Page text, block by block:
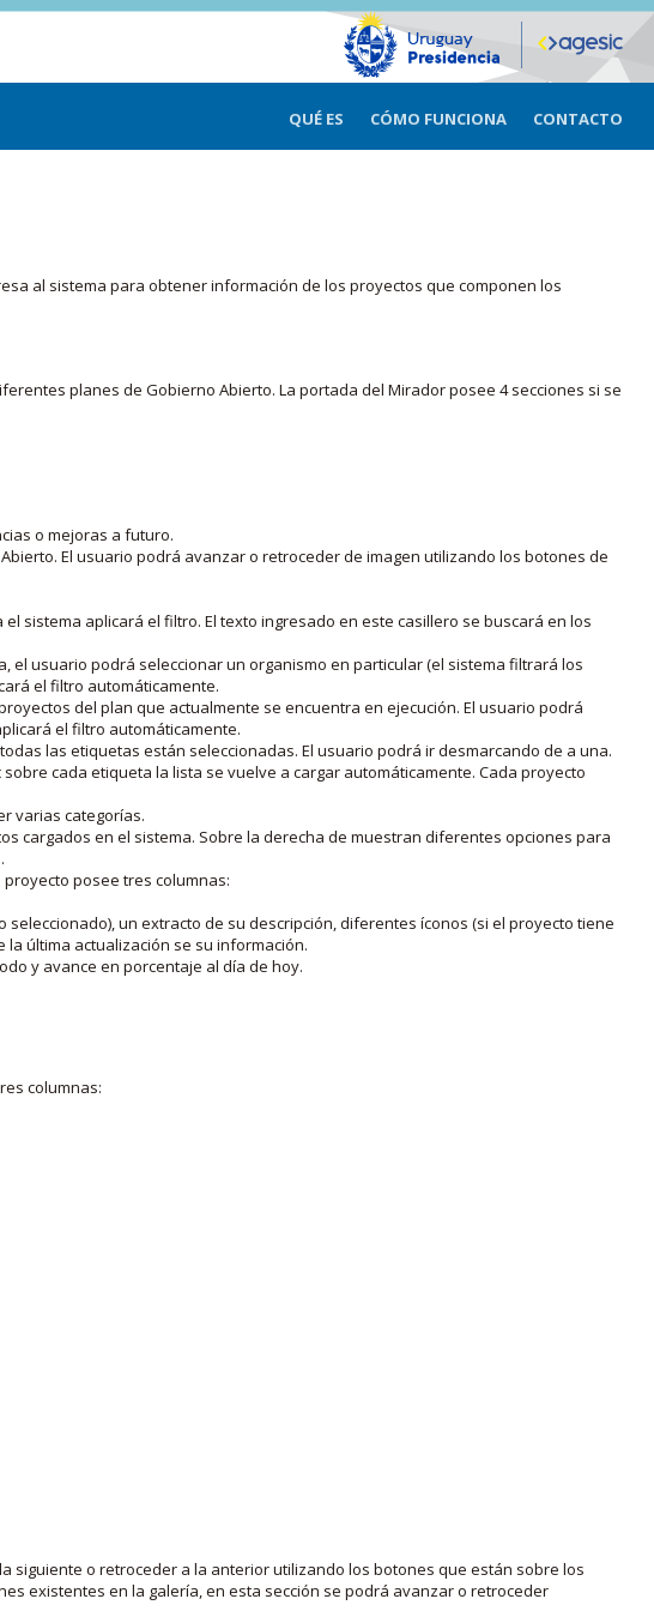
QUÉ ES CÓMO FUNCIONA CONTACTO
al sistema para obtener información de los proyectos que componen los
planes de Gobierno Abierto. La portada del Mirador posee 4 secciones si se
o mejoras a futuro.
El usuario podrá avanzar o retroceder de imagen utilizando los botones de
sistema aplicará el filtro. El texto ingresado en este casillero se buscará en los
el usuario podrá seleccionar un organismo en particular (el sistema filtrará los
el filtro automáticamente.
del plan que actualmente se encuentra en ejecución. El usuario podrá
el filtro automáticamente.
las etiquetas están seleccionadas. El usuario podrá ir desmarcando de a una.
cada etiqueta la lista se vuelve a cargar automáticamente. Cada proyecto
varias categorías.
cargados en el sistema. Sobre la derecha de muestran diferentes opciones para
posee tres columnas:
un extracto de su descripción, diferentes íconos (si el proyecto tiene
última actualización se su información.
y avance en porcentaje al día de hoy.
columnas:
siguiente o retroceder a la anterior utilizando los botones que están sobre los
existentes en la galería, en esta sección se podrá avanzar o retroceder